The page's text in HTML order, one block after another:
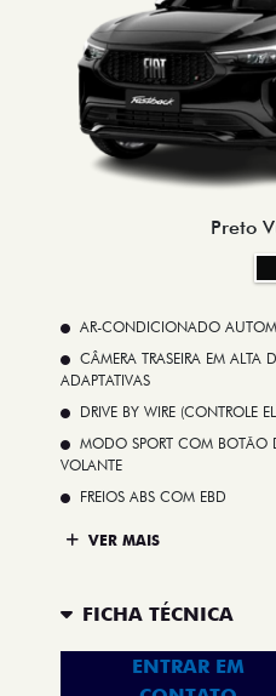
Preto
AR-CONDICIONADO
CÂMERA TRASEIRA EM
ADAPTATIVAS
DRIVE BY WIRE (CONTROLE
MODO SPORT COM BOTÃO
VOLANTE
FREIOS ABS COM EBD
VER MAIS
FICHA TÉCNICA
ENTRAR EM